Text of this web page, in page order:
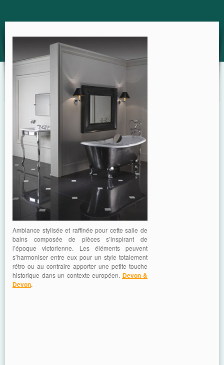
GUIDE
Ambiance stylisée et raffinée pour cette salle de
bains composée de pièces s’inspirant de
l’époque victorienne. Les éléments peuvent
s’harmoniser entre eux pour un style totalement
rétro ou au contraire apporter une petite touche
historique dans un contexte européen. Devon &
Devon.